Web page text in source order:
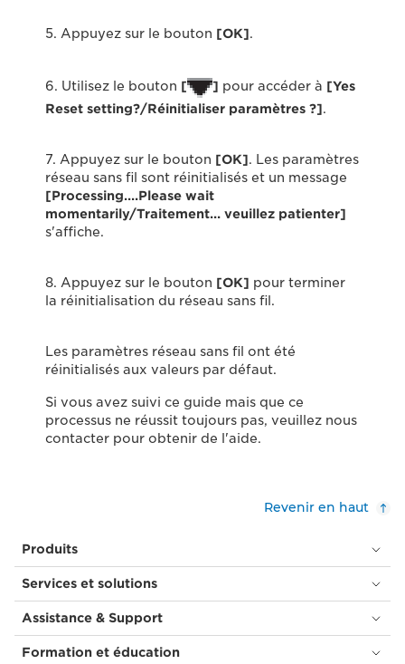
5. Appuyez sur le bouton [OK].
6. Utilisez le bouton [ ] pour accéder à [Yes
Reset setting?/Réinitialiser paramètres ?].
7. Appuyez sur le bouton [OK]. Les paramètres
réseau sans fil sont réinitialisés et un message
[Processing….Please wait
momentarily/Traitement... veuillez patienter]
s'affiche.
8. Appuyez sur le bouton [OK] pour terminer
la réinitialisation du réseau sans fil.
Les paramètres réseau sans fil ont été
réinitialisés aux valeurs par défaut.
Si vous avez suivi ce guide mais que ce
processus ne réussit toujours pas, veuillez nous
contacter pour obtenir de l'aide.
Revenir en haut
Produits
Services et solutions
Assistance & Support
Formation et éducation